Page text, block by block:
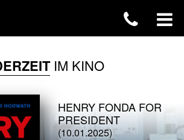
IM KINO
HENRY FONDA FOR
PRESIDENT
(10.01.2025)